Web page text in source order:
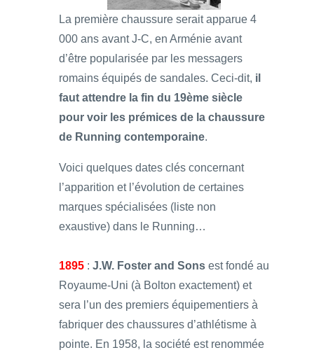
La première chaussure serait apparue 4
000 ans avant J-C, en Arménie avant
d’être popularisée par les messagers
romains équipés de sandales. Ceci-dit, il
faut attendre la fin du 19ème siècle
pour voir les prémices de la chaussure
de Running contemporaine.
Voici quelques dates clés concernant
l’apparition et l’évolution de certaines
marques spécialisées (liste non
exaustive) dans le Running…
1895 : J.W. Foster and Sons est fondé au
Royaume-Uni (à Bolton exactement) et
sera l’un des premiers équipementiers à
fabriquer des chaussures d’athlétisme à
pointe. En 1958, la société est renommée